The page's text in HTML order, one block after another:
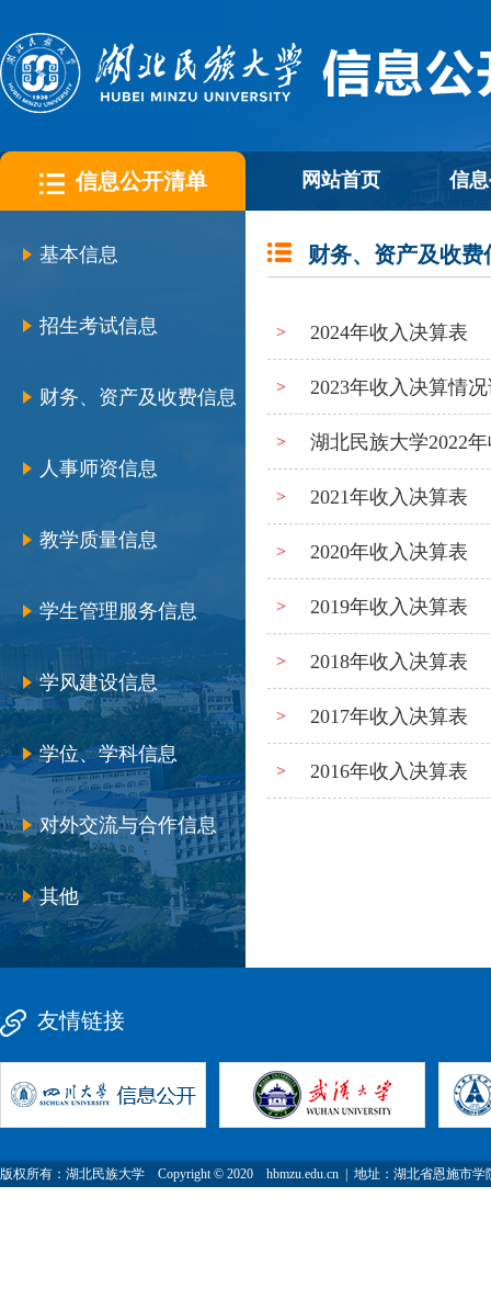
信息公开清单 网站首页 信
基本信息
招生考试信息
财务、资产及收费信息
人事师资信息
教学质量信息
学生管理服务信息
学风建设信息
学位、学科信息
对外交流与合作信息
其他
财务、资产及收费
> 2024年收入决算表
> 2023年收入决算情
> 湖北民族大学2022
> 2021年收入决算表
> 2020年收入决算表
> 2019年收入决算表
> 2018年收入决算表
> 2017年收入决算表
> 2016年收入决算表
友情链接
版权所有：湖北民族大学 Copyright © 2020 hbmzu.edu.cn | 地址：湖北省恩施